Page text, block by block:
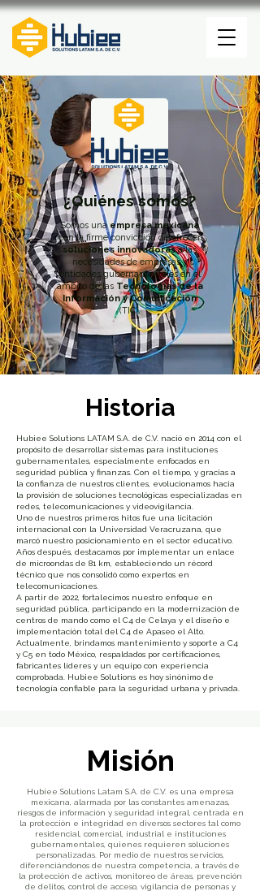
Somos unaempresa mexicana
con la firme convicción de ofrecer
soluciones innovadorasa las
necesidades de empresas y
entidades gubernamentales en el
ámbito de las Tecnologías de la
Información y Comunicación
(TIC).
¿Quiénes somos?
Historia
Hubiee Solutions LATAM S.A. de C.V. nació en 2014 con el
propósito de desarrollar sistemas para instituciones
gubernamentales, especialmente enfocados en
seguridad pública y finanzas. Con el tiempo, y gracias a
la confianza de nuestros clientes, evolucionamos hacia
la provisión de soluciones tecnológicas especializadas en
redes, telecomunicaciones y videovigilancia.
Uno de nuestros primeros hitos fue una licitación
internacional con la Universidad Veracruzana, que
marcó nuestro posicionamiento en el sector educativo.
Años después, destacamos por implementar un enlace
de microondas de 81 km, estableciendo un récord
técnico que nos consolidó como expertos en
telecomunicaciones.
A partir de 2022, fortalecimos nuestro enfoque en
seguridad pública, participando en la modernización de
centros de mando como el C4 de Celaya y el diseño e
implementación total del C4 de Apaseo el Alto.
Actualmente, brindamos mantenimiento y soporte a C4
y C5 en todo México, respaldados por certificaciones,
fabricantes líderes y un equipo con experiencia
comprobada. Hubiee Solutions es hoy sinónimo de
tecnología confiable para la seguridad urbana y privada.
Misión
Hubiee Solutions Latam S.A. de C.V. es una empresa
mexicana, alarmada por las constantes amenazas,
riesgos de información y seguridad integral, centrada en
la protección e integridad en diversos sectores tal como
residencial, comercial, industrial e instituciones
gubernamentales, quienes requieren soluciones
personalizadas. Por medio de nuestros servicios,
diferenciándonos de nuestra competencia, a través de
la protección de activos, monitoreo de áreas, prevención
de delitos, control de acceso, vigilancia de personas y